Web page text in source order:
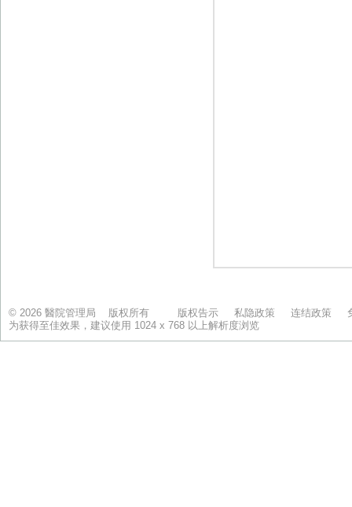
© 2026 醫院管理局 版权所有 版权告示 私隐政策 连结政策
为获得至佳效果，建议使用 1024 x 768 以上解析度浏览